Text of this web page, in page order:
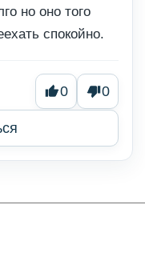
но оно того
спокойно.
0 0